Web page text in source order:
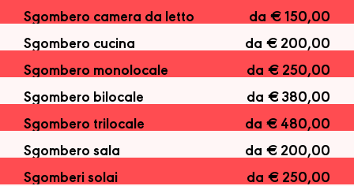
Sgombero camera da letto
da € 150,00
Sgombero cucina
da € 200,00
Sgombero monolocale
da € 250,00
Sgombero bilocale
da € 380,00
Sgombero trilocale
da € 480,00
Sgombero sala
da € 200,00
Sgomberi solai
da € 250,00